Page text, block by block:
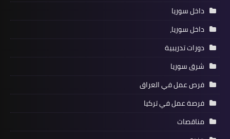
داخل سوريا
داخل سوريا،
دورات تدريبية
شرق سوريا
فرص عمل في العراق
فرصة عمل في تركيا
مناقصات